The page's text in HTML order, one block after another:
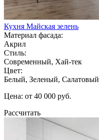
Кухня Майская зелень
Материал фасада:
Акрил
Стиль:
Современный, Хай-тек
Цвет:
Белый, Зеленый, Салатовый
Цена: от 40 000 руб.
Рассчитать